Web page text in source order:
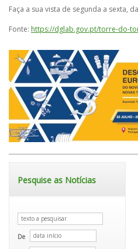
Faça a sua vista de segunda a sexta,
Fonte: https://dglab.gov.pt/torre-do-
Pesquise as Notícias
De